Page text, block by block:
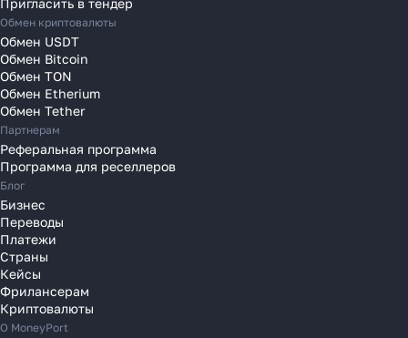
Переводы в Литву
Переводы в Молдавию
Переводы в Монако
Переводы в Нидерланды
Переводы в Польшу
Переводы в Португалию
Переводы в Румынию
Переводы в Сербию
Переводы в Словакию
Переводы в Словению
Переводы в Финляндию
Переводы в Францию
Переводы в Хорватию
Переводы в Черногорию
Пригласить в тендер
Обмен криптовалюты
Обмен USDT
Обмен Bitcoin
Обмен TON
Обмен Etherium
Обмен Tether
Партнерам
Реферальная программа
Программа для реселлеров
Блог
Бизнес
Переводы
Платежи
Страны
Кейсы
Фрилансерам
Криптовалюты
О MoneyPort